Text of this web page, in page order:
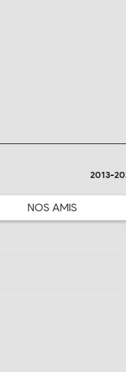
2013-
NOS AMIS